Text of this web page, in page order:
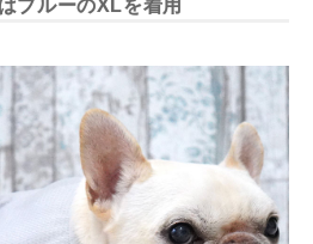
ブルーのXLを着用